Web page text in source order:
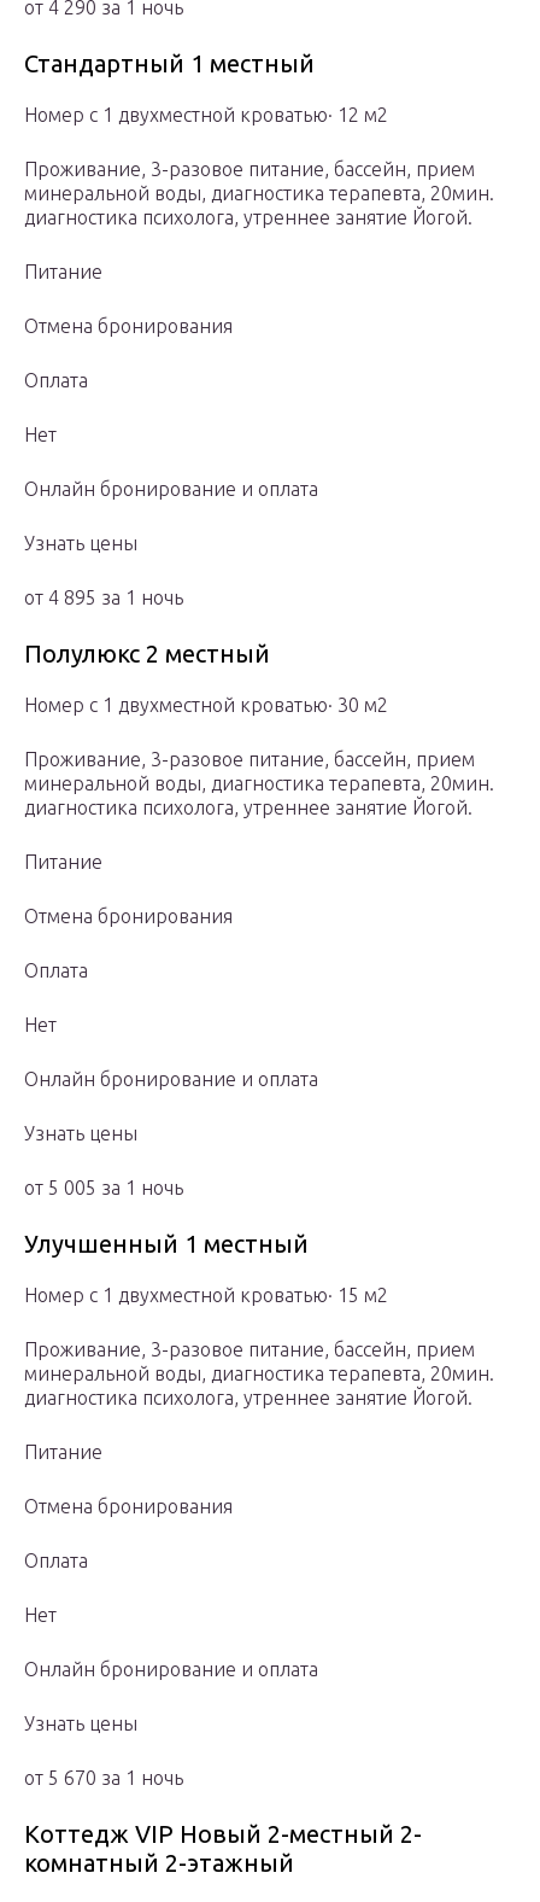
от 4 290 за 1 ночь
Стандартный 1 местный
Номер с 1 двухместной кроватью· 12 м2
Проживание, 3-разовое питание, бассейн, прием
минеральной воды, диагностика терапевта, 20мин.
диагностика психолога, утреннее занятие Йогой.
Питание
Отмена бронирования
Оплата
Нет
Онлайн бронирование и оплата
Узнать цены
от 4 895 за 1 ночь
Полулюкс 2 местный
Номер с 1 двухместной кроватью· 30 м2
Проживание, 3-разовое питание, бассейн, прием
минеральной воды, диагностика терапевта, 20мин.
диагностика психолога, утреннее занятие Йогой.
Питание
Отмена бронирования
Оплата
Нет
Онлайн бронирование и оплата
Узнать цены
от 5 005 за 1 ночь
Улучшенный 1 местный
Номер с 1 двухместной кроватью· 15 м2
Проживание, 3-разовое питание, бассейн, прием
минеральной воды, диагностика терапевта, 20мин.
диагностика психолога, утреннее занятие Йогой.
Питание
Отмена бронирования
Оплата
Нет
Онлайн бронирование и оплата
Узнать цены
от 5 670 за 1 ночь
Коттедж VIP Новый 2-местный 2-
комнатный 2-этажный